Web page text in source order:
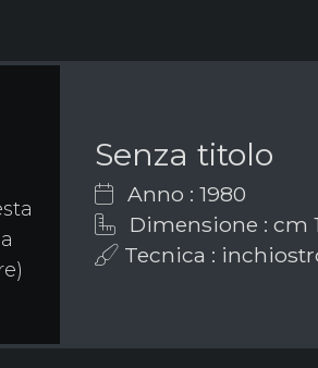
Senza titolo
Anno : 1980
Dimensione : cm
Tecnica :